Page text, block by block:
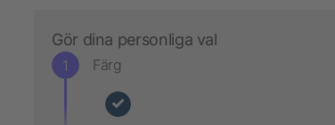
Gör dina personliga val
Färg